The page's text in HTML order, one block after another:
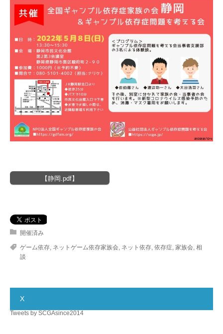
【静岡.pdf】
開催済み
ゲーム依存, ネットゲーム依存家族会, ネット依存, 依存症, 家族会, 相
談
X
Tweets by SCGAsince2014